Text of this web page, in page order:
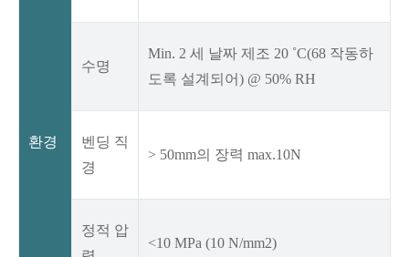
환경
수명
Min. 2 세 날짜 제조 20 ˚C(68 작동하
도록 설계되어) @ 50% RH
벤딩 직
경
> 50mm의 장력 max.10N
정적 압
<10 MPa (10 N/mm2)